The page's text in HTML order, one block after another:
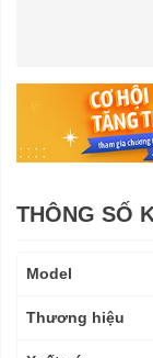
THÔNG SỐ
kỹ
Model
Thương hiệu